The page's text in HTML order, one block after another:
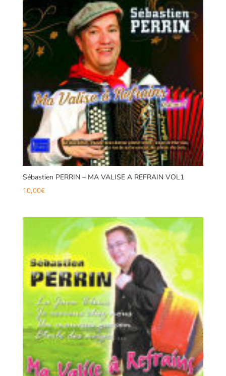
Sébastien PERRIN – MA VALISE A REFRAIN VOL1
10,00€